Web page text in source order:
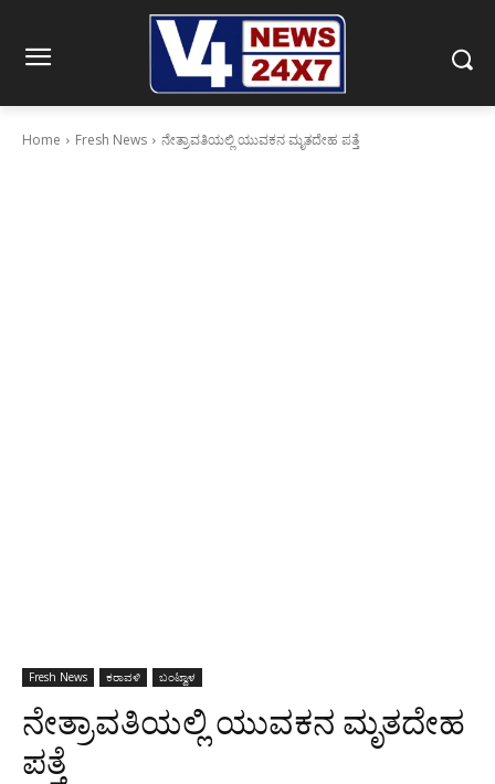
Home Fresh News ನೇತ್ರಾವತಿಯಲ್ಲಿ ಯುವಕನ ಮೃತದೇಹ ಪತ್ತೆ
Fresh News ಕರಾವಳಿ ಬಂಟ್ವಾಳ
ನೇತ್ರಾವತಿಯಲ್ಲಿ ಯುವಕನ ಮೃತದೇಹ
ಪತ್ತೆ